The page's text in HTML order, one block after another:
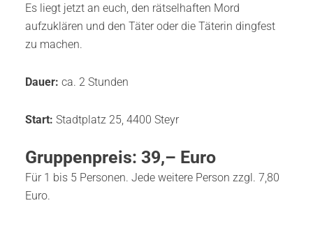
Es liegt jetzt an euch, den rätselhaften Mord
aufzuklären und den Täter oder die Täterin dingfest
zu machen.
Dauer: ca. 2 Stunden
Start: Stadtplatz 25, 4400 Steyr
Gruppenpreis: 39,– Euro
Für 1 bis 5 Personen. Jede weitere Person zzgl. 7,80
Euro.